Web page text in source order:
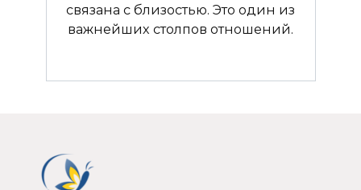
связана с близостью. Это один из
важнейших столпов отношений.